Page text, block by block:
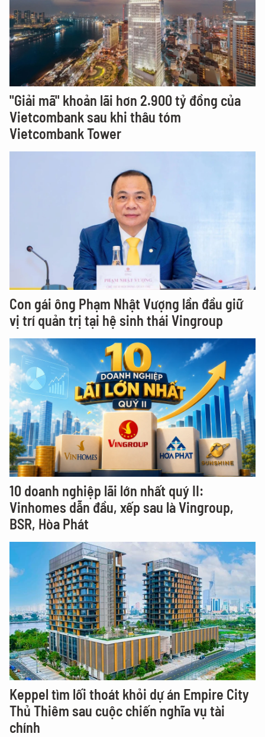
"Giải mã" khoản lãi hơn 2.900 tỷ đồng của
Vietcombank sau khi thâu tóm
Vietcombank Tower
Con gái ông Phạm Nhật Vượng lần đầu giữ
vị trí quản trị tại hệ sinh thái Vingroup
10 doanh nghiệp lãi lớn nhất quý II:
Vinhomes dẫn đầu, xếp sau là Vingroup,
BSR, Hòa Phát
Keppel tìm lối thoát khỏi dự án Empire City
Thủ Thiêm sau cuộc chiến nghĩa vụ tài
chính